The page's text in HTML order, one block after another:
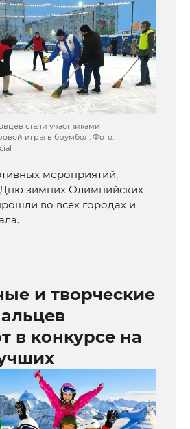
стали участниками
игры в брумбол. Фото:
мероприятий,
зимних Олимпийских
во всех городах и
и творческие
в конкурсе на